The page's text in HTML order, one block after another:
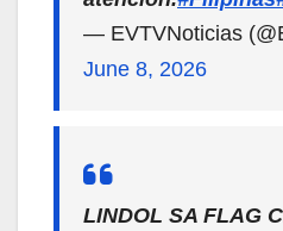
— EVTVNoticias
June 8, 2026
LINDOL SA FLAG